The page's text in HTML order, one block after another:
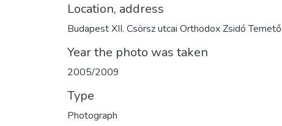
Location, address
Budapest XII. Csörsz utcai Orthodox Zsidó Temető
Year the photo was taken
2005/2009
Type
Photograph